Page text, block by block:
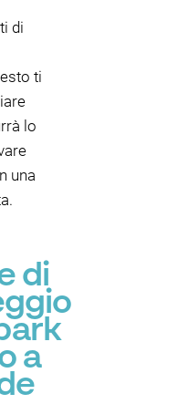
di
ti
lo
una
di
a